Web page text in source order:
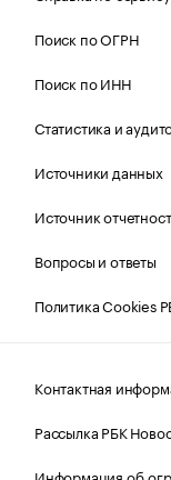
Поиск по ОГРН
Поиск по ИНН
Статистика и
Источники данных
Источник
Вопросы и ответы
Политика Cookies
Контактная
Рассылка РБК